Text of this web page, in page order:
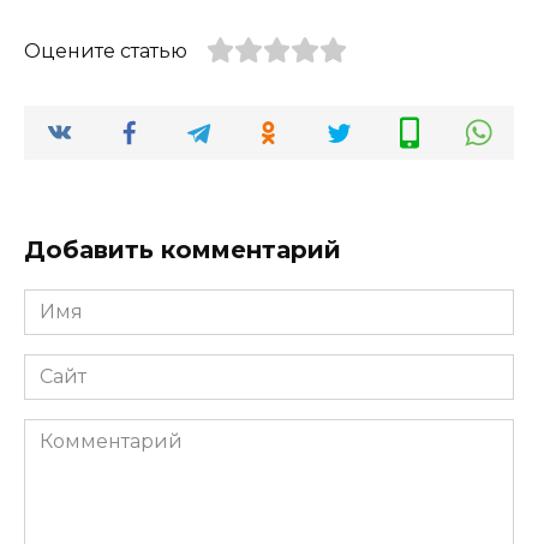
Оцените статью
Добавить комментарий
Имя
*
Сайт
Комментарий